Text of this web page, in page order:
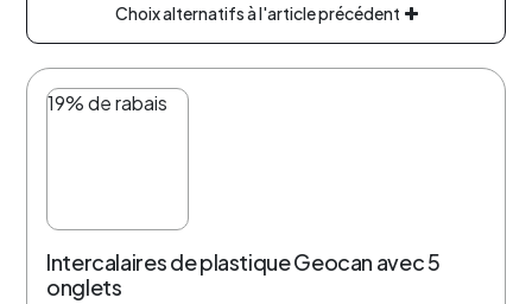
Choix alternatifs à l'article précédent
19% de rabais
Intercalaires de plastique Geocan avec 5
onglets